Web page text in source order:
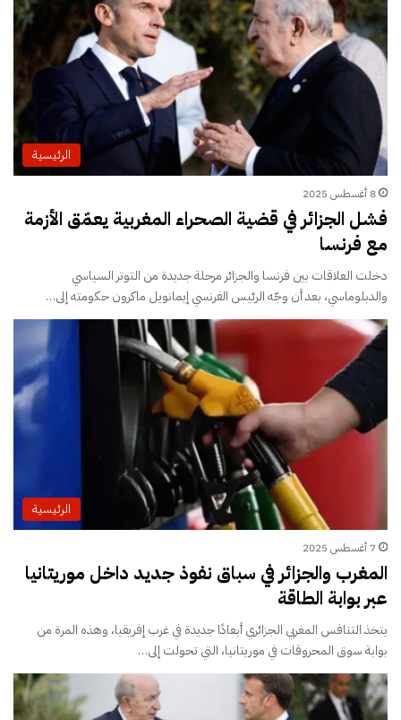
الرئيسية
8 أغسطس 2025
فشل الجزائر في قضية الصحراء المغربية يعمّق الأزمة
مع فرنسا
دخلت العلاقات بين فرنسا والجزائر مرحلة جديدة من التوتر السياسي
والدبلوماسي، بعد أن وجّه الرئيس الفرنسي إيمانويل ماكرون حكومته إلى…
الرئيسية
7 أغسطس 2025
المغرب والجزائر في سباق نفوذ جديد داخل موريتانيا
عبر بوابة الطاقة
يتخذ التنافس المغربي الجزائري أبعادًا جديدة في غرب إفريقيا، وهذه المرة من
بوابة سوق المحروقات في موريتانيا، التي تحولت إلى…